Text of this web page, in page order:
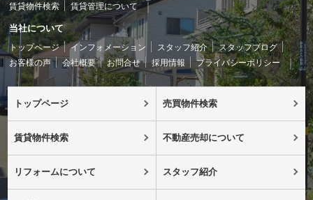
賃貸物件検索 賃貸管理について
当社について
トップページ インフォメーション スタッフ紹介
スタッフブログ
お客様の声
会社概要 お問合せ 採用情報 プライバシーポリシー
トップページ 売買物件検索
賃貸物件検索 不動産売却について
リフォームについて スタッフ紹介